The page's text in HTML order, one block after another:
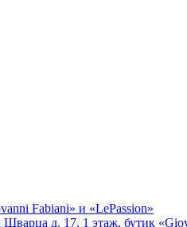
Fabiani» и «LePassion»
д. 17, 1 этаж, бутик